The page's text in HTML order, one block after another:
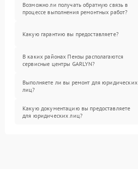
Возможно ли получать обратную связь в
процессе выполнения ремонтных работ?
Какую гарантию вы предоставляете?
В каких районах Пензы располагаются
сервисные центры GARLYN?
Выполняете ли вы ремонт для юридических
лиц?
Какую документацию вы предоставляете
для юридических лиц?